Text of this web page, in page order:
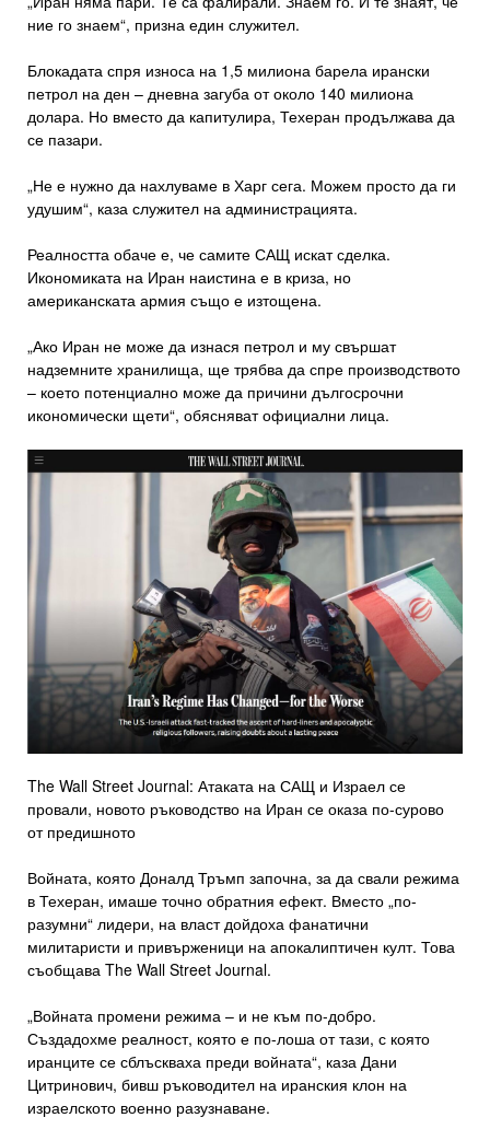
ние го знаем“, призна един служител.
Блокадата спря износа на 1,5 милиона барела ирански
петрол на ден – дневна загуба от около 140 милиона
долара. Но вместо да капитулира, Техеран продължава да
се пазари.
„Не е нужно да нахлуваме в Харг сега. Можем просто да ги
удушим“, каза служител на администрацията.
Реалността обаче е, че самите САЩ искат сделка.
Икономиката на Иран наистина е в криза, но
американската армия също е изтощена.
„Ако Иран не може да изнася петрол и му свършат
надземните хранилища, ще трябва да спре производството
– което потенциално може да причини дългосрочни
икономически щети“, обясняват официални лица.
The Wall Street Journal: Атаката на САЩ и Израел се
провали, новото ръководство на Иран се оказа по-сурово
от предишното
Войната, която Доналд Тръмп започна, за да свали режима
в Техеран, имаше точно обратния ефект. Вместо „по-
разумни“ лидери, на власт дойдоха фанатични
милитаристи и привърженици на апокалиптичен култ. Това
съобщава The Wall Street Journal.
„Войната промени режима – и не към по-добро.
Създадохме реалност, която е по-лоша от тази, с която
иранците се сблъскваха преди войната“, каза Дани
Цитринович, бивш ръководител на иранския клон на
израелското военно разузнаване.